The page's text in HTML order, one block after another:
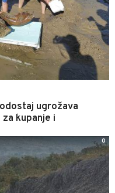
ugrožava
kupanje i
0